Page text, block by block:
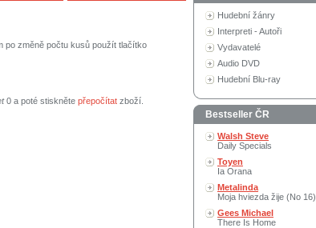
po změně počtu kusů použít tlačítko
0 a poté stiskněte přepočítat zboží.
Hudební žánry
Interpreti - Autoři
Vydavatelé
Audio DVD
Hudební Blu-ray
Bestseller ČR
Walsh Steve
Daily Specials
Toyen
Ia Orana
Metalinda
Moja hviezda žije (No 16)
Gees Michael
There Is Home